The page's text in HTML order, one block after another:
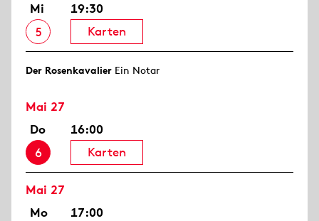
Mi
5
19:30
Karten
Der Rosen­kavalier Ein Notar
Mai 27
Do
6
16:00
Karten
Mai 27
Mo
17:00